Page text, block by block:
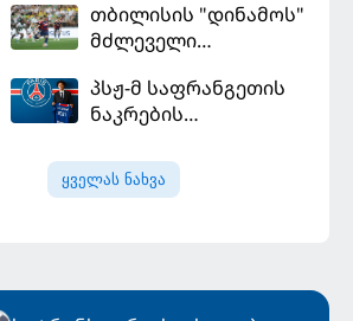
თბილისის "დინამოს"
მძლეველი
"ჰაიდუკთან"
განადგურდა
პსჟ-მ საფრანგეთის
ნაკრების
დაიმატა
ყველას ნახვა